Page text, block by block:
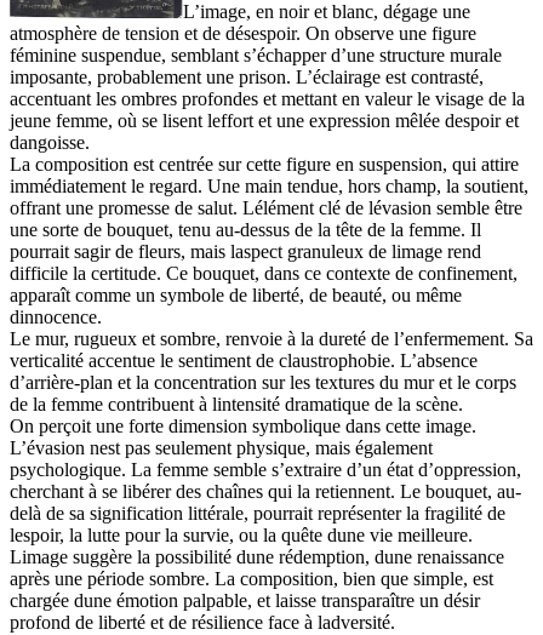
L’image, en noir et blanc, dégage une
atmosphère de tension et de désespoir. On observe une figure
féminine suspendue, semblant s’échapper d’une structure murale
imposante, probablement une prison. L’éclairage est contrasté,
accentuant les ombres profondes et mettant en valeur le visage de la
jeune femme, où se lisent leffort et une expression mêlée despoir et
dangoisse.
La composition est centrée sur cette figure en suspension, qui attire
immédiatement le regard. Une main tendue, hors champ, la soutient,
offrant une promesse de salut. Lélément clé de lévasion semble être
une sorte de bouquet, tenu au-dessus de la tête de la femme. Il
pourrait sagir de fleurs, mais laspect granuleux de limage rend
difficile la certitude. Ce bouquet, dans ce contexte de confinement,
apparaît comme un symbole de liberté, de beauté, ou même
dinnocence.
Le mur, rugueux et sombre, renvoie à la dureté de l’enfermement. Sa
verticalité accentue le sentiment de claustrophobie. L’absence
d’arrière-plan et la concentration sur les textures du mur et le corps
de la femme contribuent à lintensité dramatique de la scène.
On perçoit une forte dimension symbolique dans cette image.
L’évasion nest pas seulement physique, mais également
psychologique. La femme semble s’extraire d’un état d’oppression,
cherchant à se libérer des chaînes qui la retiennent. Le bouquet, au-
delà de sa signification littérale, pourrait représenter la fragilité de
lespoir, la lutte pour la survie, ou la quête dune vie meilleure.
Limage suggère la possibilité dune rédemption, dune renaissance
après une période sombre. La composition, bien que simple, est
chargée dune émotion palpable, et laisse transparaître un désir
profond de liberté et de résilience face à ladversité.